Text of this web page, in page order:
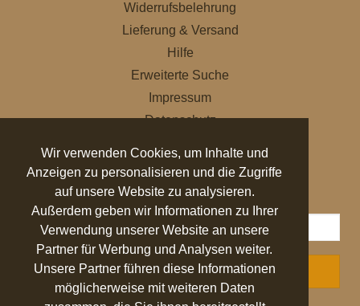
Wir verwenden Cookies, um Inhalte und
Anzeigen zu personalisieren und die Zugriffe
auf unsere Website zu analysieren.
Außerdem geben wir Informationen zu Ihrer
Verwendung unserer Website an unsere
Partner für Werbung und Analysen weiter.
Unsere Partner führen diese Informationen
möglicherweise mit weiteren Daten
Widerrufsbelehrung
Lieferung & Versand
Hilfe
Erweiterte Suche
Impressum
Datenschutz
NEWSLETTER
ABONNIEREN